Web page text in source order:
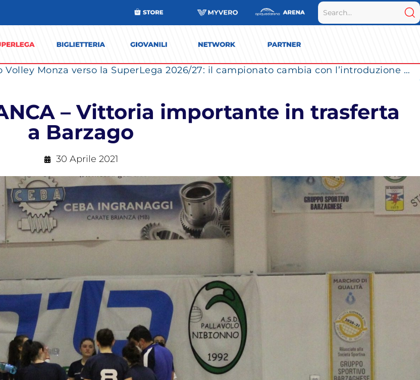
Vero Volley Monza verso la SuperLega 2026/27: il campionato cambia con l’introduzione dei Play Out
– Vittoria importante in trasferta
a Barzago
30 Aprile 2021